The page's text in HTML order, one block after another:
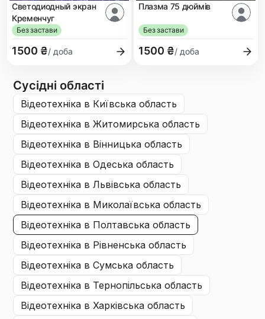
Светодиодный экран
Кременчуг
Без застави
1500 ₴/ доба
Плазма 75 дюймів
Без застави
1500 ₴/ доба
Сусідні області
відеотехніка в Київська область
відеотехніка в Житомирська область
відеотехніка в Вінницька область
відеотехніка в Одеська область
відеотехніка в Львівська область
відеотехніка в Миколаївська область
відеотехніка в Полтавська область
відеотехніка в Рівненська область
відеотехніка в Сумська область
відеотехніка в Тернопільська область
відеотехніка в Харківська область